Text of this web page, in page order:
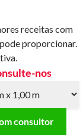
receitas com
proporcionar.
nos
consultor